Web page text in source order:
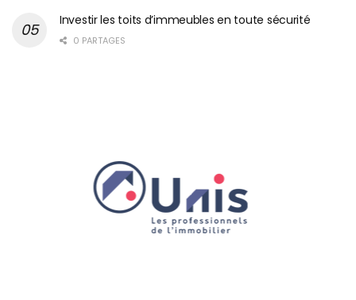
Investir les toits d’immeubles en toute sécurité
0 PARTAGES